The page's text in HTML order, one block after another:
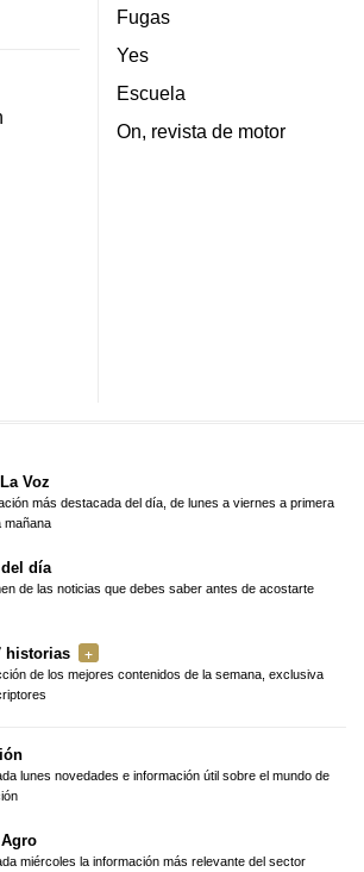
Fugas
Yes
Escuela
On, revista de motor
Voz
más destacada del día, de lunes a viernes a primera
mañana
día
de las noticias que debes saber antes de acostarte
historias
de los mejores contenidos de la semana, exclusiva
lunes novedades e información útil sobre el mundo de
miércoles la información más relevante del sector